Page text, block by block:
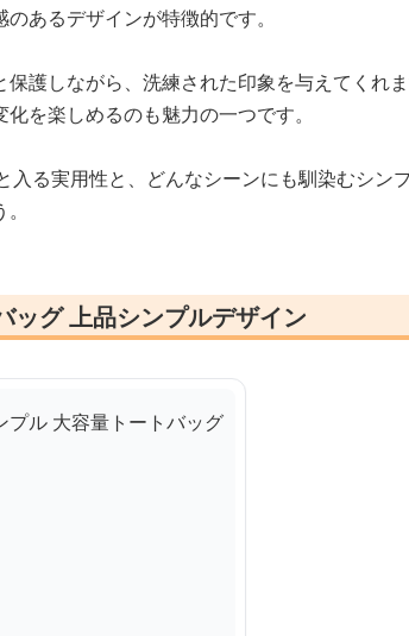
あるデザインが特徴的です。
護しながら、洗練された印象を与えてくれま
を楽しめるのも魅力の一つです。
入る実用性と、どんなシーンにも馴染むシン
ッグ 上品シンプルデザイン